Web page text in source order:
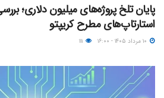
استارتاپ‌های مطرح کریپتو